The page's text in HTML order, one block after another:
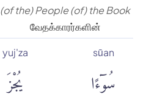
(of the) People (of) the Book
வேதக்காரர்களின்
sūan
سُوٓءًا
yuj'za
يُجْزَ